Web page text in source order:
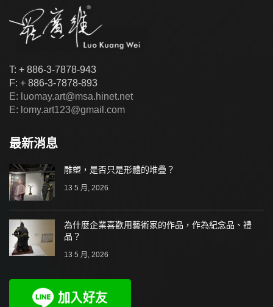
T: + 886-3-7878-943
F: + 886-3-7878-893
E: luomay.art@msa.hinet.net
E: lomy.art123@gmail.com
最新消息
雕塑，是否只是形體的堆疊？
13 5 月, 2026
為什麼企業喜歡用藝術家的作品，作為紀念品、禮
品？
13 5 月, 2026